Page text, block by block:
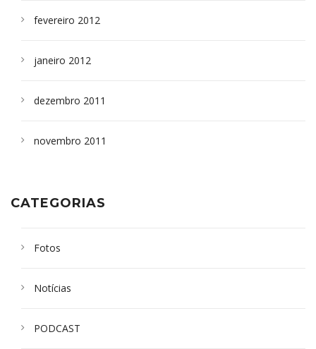
fevereiro 2012
janeiro 2012
dezembro 2011
novembro 2011
CATEGORIAS
Fotos
Notícias
PODCAST